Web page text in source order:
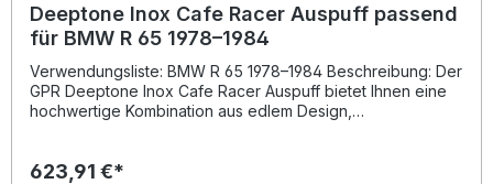
Deeptone Inox Cafe Racer Auspuff passend
für BMW R 65 1978–1984
Verwendungsliste: BMW R 65 1978–1984 Beschreibung: Der
GPR Deeptone Inox Cafe Racer Auspuff bietet Ihnen eine
hochwertige Kombination aus edlem Design,
langlebigem Edelstahl gefertigt und überzeugt durch eine
623,91 €*